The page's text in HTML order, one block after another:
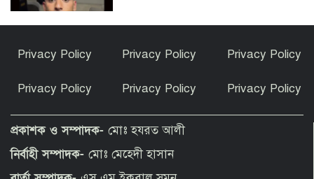
পীরগাছায় বাংলাদেশ বুলেটিনের ৯ম বর্ষপূর্তি
Privacy Policy Privacy Policy Privacy Policy
Privacy Policy Privacy Policy Privacy Policy
প্রকাশক ও সম্পাদক- মোঃ হযরত আলী
নির্বাহী সম্পাদক- মোঃ মেহেদী হাসান